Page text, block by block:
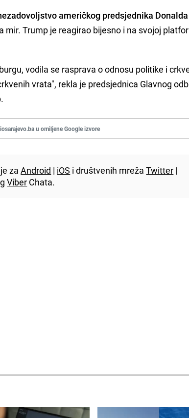
američkog predsjednika
mir. Trump je reagirao bijesno i na svojoj
vodila se rasprava o odnosu politike i
vrata", rekla je predsjednica Glavnog
u omiljene Google izvore
zaAndroid | iOS i društvenih mrežaTwitter |
Viber Chata.